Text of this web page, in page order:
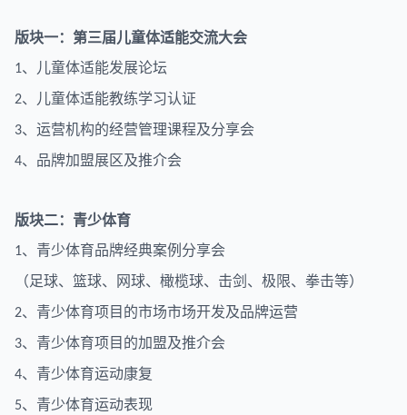
版块一：第三届儿童体适能交流大会
1、儿童体适能发展论坛
2、儿童体适能教练学习认证
3、运营机构的经营管理课程及分享会
4、品牌加盟展区及推介会
版块二：青少体育
1、青少体育品牌经典案例分享会
（足球、篮球、网球、橄榄球、击剑、极限、拳击等）
2、青少体育项目的市场市场开发及品牌运营
3、青少体育项目的加盟及推介会
4、青少体育运动康复
5、青少体育运动表现